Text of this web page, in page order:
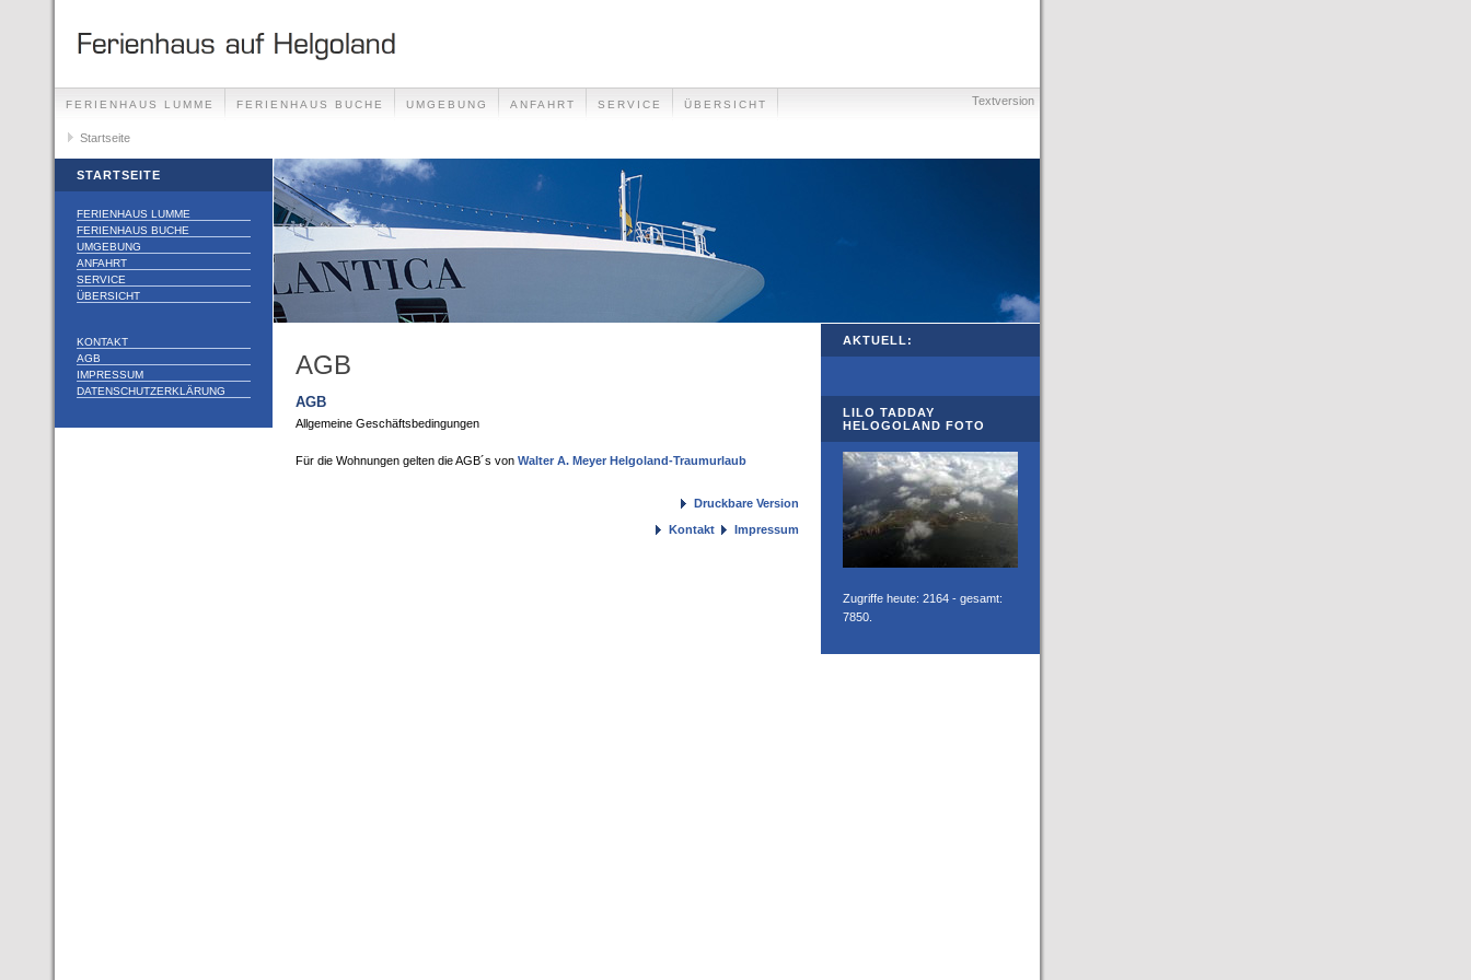
Textversion
FERIENHAUS LUMME FERIENHAUS BUCHE UMGEBUNG ANFAHRT SERVICE ÜBERSICHT
Startseite
STARTSEITE
FERIENHAUS LUMME
FERIENHAUS BUCHE
UMGEBUNG
ANFAHRT
SERVICE
ÜBERSICHT
KONTAKT
AGB
IMPRESSUM
DATENSCHUTZERKLÄRUNG
AGB
AGB
Allgemeine Geschäftsbedingungen
Für die Wohnungen gelten die AGB´s von Walter A. Meyer Helgoland-Traumurlaub
Druckbare Version
Kontakt
Impressum
AKTUELL:
LILO TADDAY
HELOGOLAND FOTO
Zugriffe heute: 2164 - gesamt:
7850.